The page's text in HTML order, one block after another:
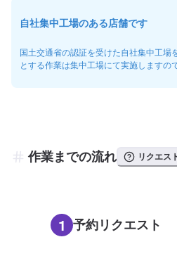
自社集中工場のある店舗です
国土交通省の認証を受けた自社集中工場
とする作業は集中工場にて実施しますの
作業までの流れ リクエス
1 予約リクエスト